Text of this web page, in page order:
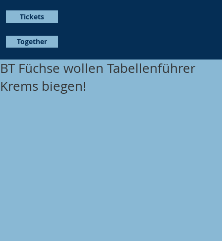
Together
Tickets
BT Füchse wollen Tabellenführer
Krems biegen!